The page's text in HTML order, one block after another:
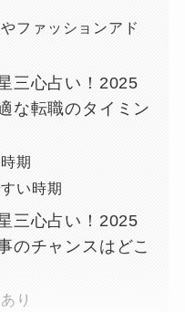
ファッションアド
三心占い！2025
な転職のタイミン
期
い時期
三心占い！2025
のチャンスはどこ
り